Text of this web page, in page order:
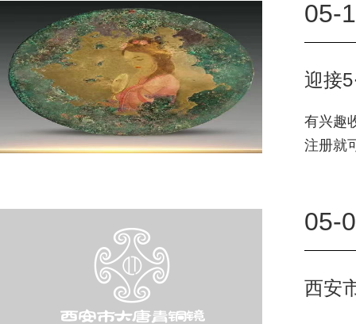
05-
迎接
有兴趣
注册就
05-
西安